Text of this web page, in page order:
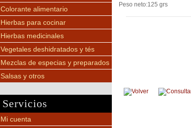
Colorante alimentario
Hierbas para cocinar
Hierbas medicinales
Vegetales deshidratados y tés
Mezclas de especias y preparados
Salsas y otros
Servicios
Mi cuenta
Peso neto:125 grs